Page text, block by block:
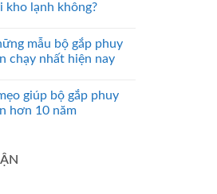
kho lạnh không?
mẫu bộ gắp phuy
chạy nhất hiện nay
giúp bộ gắp phuy
hơn 10 năm